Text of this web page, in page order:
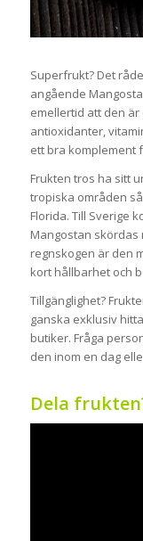
Superfrukt? Det
angående
emellertid att den
antioxidanter,
ett bra komplement
Frukten tros ha sitt
tropiska områden
Florida. Till Sverige
Mangostan skördas
regnskogen är den
kort hållbarhet och
Tillgänglighet?
ganska exklusiv
butiker. Fråga
den inom en dag
Dela